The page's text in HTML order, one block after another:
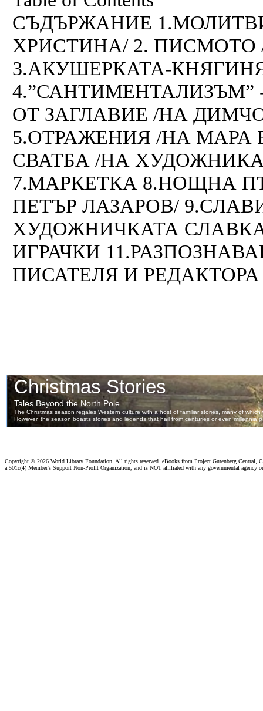
СЪДЪРЖАНИЕ
ХРИСТИНА/ 2. ПИСМОТО
3.АКУШЕРКАТА-
ОТ ЗАГЛАВИЕ /НА
5.ОТРАЖЕНИЯ /НА МАРА
СВАТБА /НА
7.МАРКЕТКА 8.НОЩНА
ПЕТЪР ЛАЗАРОВ/
ХУДОЖНИЧКАТА
ИГРАЧКИ
ПИСАТЕЛЯ И
Copyright © 2026 World Library Foundation. All rights reserved. eBooks from Project Gutenberg Central,
a 501c(4) Member's Support Non-Profit Organization, and is NOT affiliated with any governmental agency